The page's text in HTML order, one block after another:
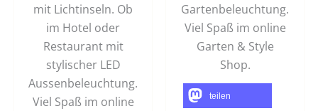
mit Lichtinseln. Ob
im Hotel oder
Restaurant mit
stylischer LED
Aussenbeleuchtung.
Viel Spaß im online
Gartenbeleuchtung.
Viel Spaß im online
Garten & Style
Shop.
teilen